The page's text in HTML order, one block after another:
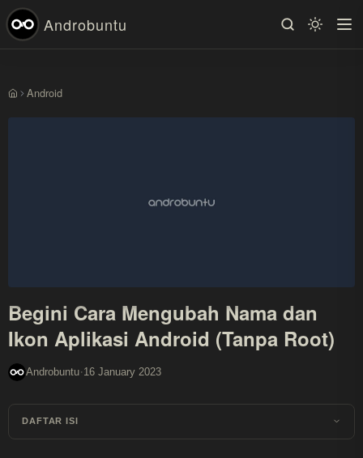
Androbuntu
BerandaAndroid
Begini Cara Mengubah Nama dan
Ikon Aplikasi Android (Tanpa Root)
Androbuntu·16 January 2023
DAFTAR ISI